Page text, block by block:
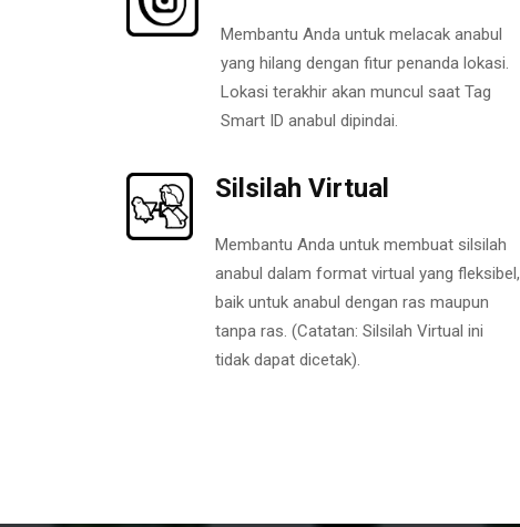
Membantu Anda untuk melacak anabul
yang hilang dengan fitur penanda lokasi.
Lokasi terakhir akan muncul saat Tag
Smart ID anabul dipindai.
Silsilah Virtual
Membantu Anda untuk membuat silsilah
anabul dalam format virtual yang fleksibel,
baik untuk anabul dengan ras maupun
tanpa ras. (Catatan: Silsilah Virtual ini
tidak dapat dicetak).